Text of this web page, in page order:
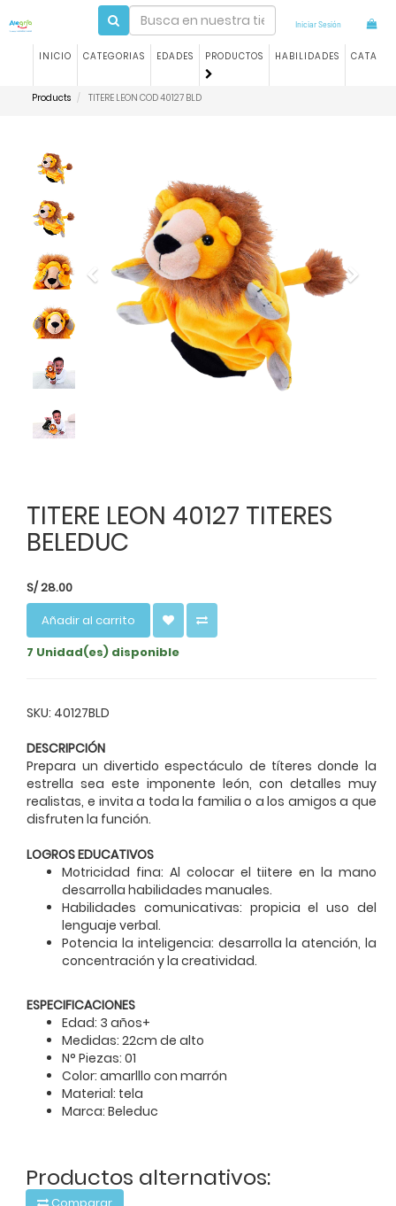
Iniciar Sesión
INICIO CATEGORIAS EDADES PRODUCTOS HABILIDADES
Products TITERE LEON COD 40127 BLD
Previous
TITERE LEON 40127 TITERES
BELEDUC
S/28.00
Añadir al carrito
7 Unidad(es) disponible
SKU: 40127BLD
DESCRIPCIÓN
Prepara un divertido espectáculo de títeres donde la
estrella sea este imponente león, con detalles muy
realistas, e invita a toda la familia o a los amigos a que
disfruten la función.
LOGROS EDUCATIVOS
Motricidad fina: Al colocar el tiitere en la mano
desarrolla habilidades manuales.
Habilidades comunicativas: propicia el uso del
lenguaje verbal.
Potencia la inteligencia: desarrolla la atención, la
concentración y la creatividad.
ESPECIFICACIONES
Edad: 3 años+
Medidas: 22cm de alto
N° Piezas: 01
Color: amarlllo con marrón
Material: tela
Marca: Beleduc
Productos alternativos: